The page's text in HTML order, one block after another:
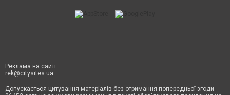
Реклама на сайті:
rek@citysites.ua
Допускається цитування матеріалів без отримання попередньої згоди